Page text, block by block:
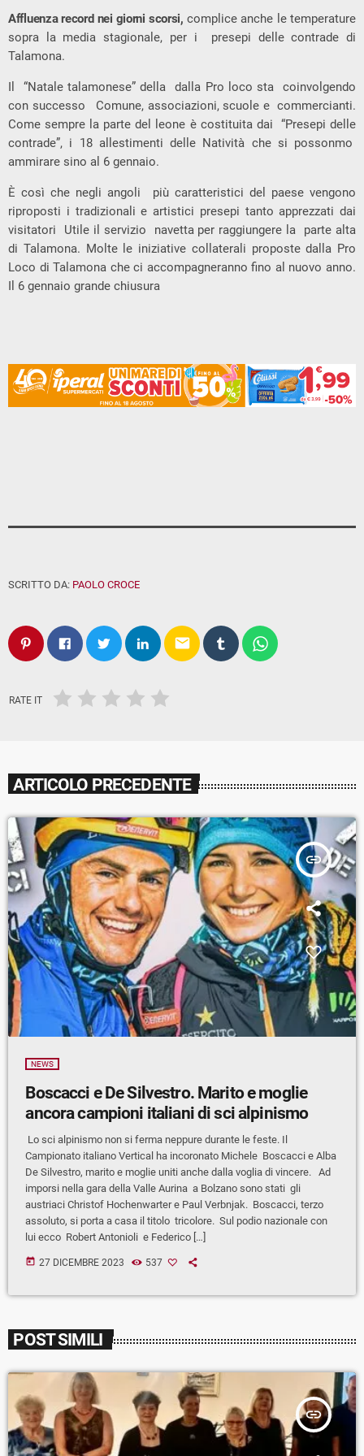
Affluenza record nei giorni scorsi, complice anche le temperature
sopra la media stagionale, per i presepi delle contrade di
Talamona.
Il “Natale talamonese” della dalla Pro loco sta coinvolgendo
con successo Comune, associazioni, scuole e commercianti.
Come sempre la parte del leone è costituita dai “Presepi delle
contrade”, i 18 allestimenti delle Natività che si possonmo
ammirare sino al 6 gennaio.
È così che negli angoli più caratteristici del paese vengono
riproposti i tradizionali e artistici presepi tanto apprezzati dai
visitatori Utile il servizio navetta per raggiungere la parte alta
di Talamona. Molte le iniziative collaterali proposte dalla Pro
Loco di Talamona che ci accompagneranno fino al nuovo anno.
Il 6 gennaio grande chiusura
SCRITTO DA: PAOLO CROCE
email
RATE IT
ARTICOLO PRECEDENTE
insert_link
NEWS
Boscacci e De Silvestro. Marito e moglie
ancora campioni italiani di sci alpinismo
Lo sci alpinismo non si ferma neppure durante le feste. Il
Campionato italiano Vertical ha incoronato Michele Boscacci e Alba
De Silvestro, marito e moglie uniti anche dalla voglia di vincere. Ad
imporsi nella gara della Valle Aurina a Bolzano sono stati gli
austriaci Christof Hochenwarter e Paul Verbnjak. Boscacci, terzo
assoluto, si porta a casa il titolo tricolore. Sul podio nazionale con
lui ecco Robert Antonioli e Federico […]
today 27 DICEMBRE 2023 537
POST SIMILI
insert_link